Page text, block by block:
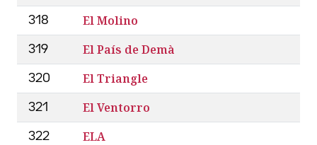
318 El Molino
319 El País de Demà
320 El Triangle
321 El Ventorro
322 ELA